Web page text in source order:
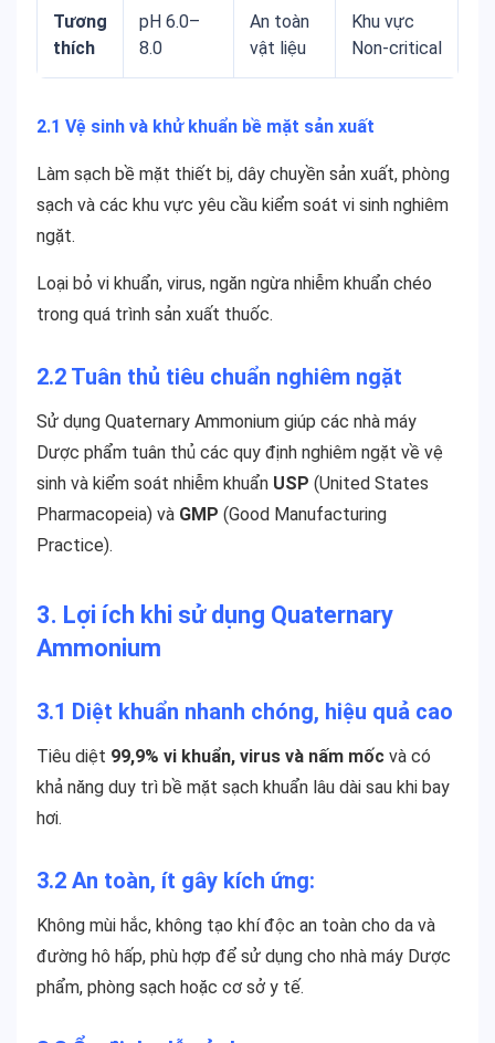
Tương
thích
pH 6.0–
8.0
An toàn
vật liệu
Khu vực
Non-critical
2.1 Vệ sinh và khử khuẩn bề mặt sản xuất
Làm sạch bề mặt thiết bị, dây chuyền sản xuất, phòng
sạch và các khu vực yêu cầu kiểm soát vi sinh nghiêm
ngặt.
Loại bỏ vi khuẩn, virus, ngăn ngừa nhiễm khuẩn chéo
trong quá trình sản xuất thuốc.
2.2 Tuân thủ tiêu chuẩn nghiêm ngặt
Sử dụng Quaternary Ammonium giúp các nhà máy
Dược phẩm tuân thủ các quy định nghiêm ngặt về vệ
sinh và kiểm soát nhiễm khuẩn USP (United States
Pharmacopeia) và GMP (Good Manufacturing
Practice).
3. Lợi ích khi sử dụng Quaternary
Ammonium
3.1 Diệt khuẩn nhanh chóng, hiệu quả cao
Tiêu diệt 99,9% vi khuẩn, virus và nấm mốc và có
khả năng duy trì bề mặt sạch khuẩn lâu dài sau khi bay
hơi.
3.2 An toàn, ít gây kích ứng:
Không mùi hắc, không tạo khí độc an toàn cho da và
đường hô hấp, phù hợp để sử dụng cho nhà máy Dược
phẩm, phòng sạch hoặc cơ sở y tế.